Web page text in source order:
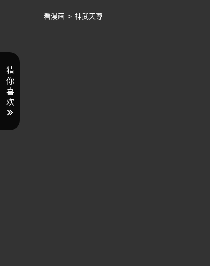
看漫画 > 神武天尊
猜
你
喜
欢